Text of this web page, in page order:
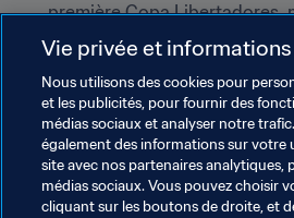
première Copa Libertadores,
Intercontinentale après s'être
Liverpool. Les deux équipes
du Monde des Clubs cette
retrouver en finale.
• Pendant que le Mengão fêtait
rues de Rio, Grêmio a battu
octroie automatiquement le
Vie privée et
Nous utilisons des cookies pour
et les publicités, pour fournir des
médias sociaux et analyser notre
également des informations sur votre
site avec nos partenaires analytiques,
médias sociaux. Vous pouvez choisir
cliquant sur les boutons de droite, et